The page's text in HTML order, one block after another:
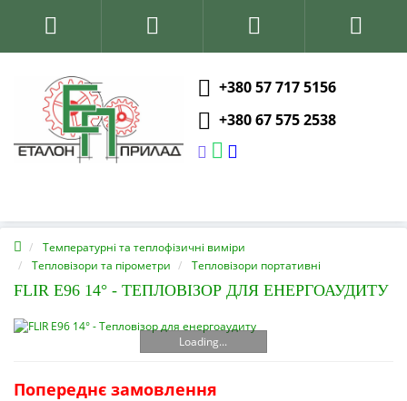
+380 57 717 5156
+380 67 575 2538
Температурні та теплофізичні виміри
Тепловізори та пірометри
Тепловізори портативні
FLIR E96 14° - ТЕПЛОВІЗОР ДЛЯ ЕНЕРГОАУДИТУ
Loading...
Попереднє замовлення